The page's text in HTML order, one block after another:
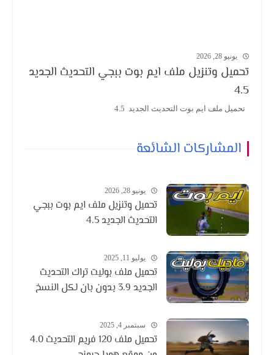
يونيو 28, 2026
تحميل وتنزيل ملف ايم بوت ببجي التحديث الجديد
4.5
تحميل ملف ايم بوت التحديث الجديد 4.5
المشاركات الشائعة
يونيو 28, 2026
تحميل وتنزيل ملف ايم بوت ببجي
التحديث الجديد 4.5
يوليو 11, 2025
تحميل ملف بوليت تراك التحديث
الجديد 3.9 بدون بان لكل النسخ
سبتمبر 4, 2025
تحميل ملف 120 فريم التحديث 4.0